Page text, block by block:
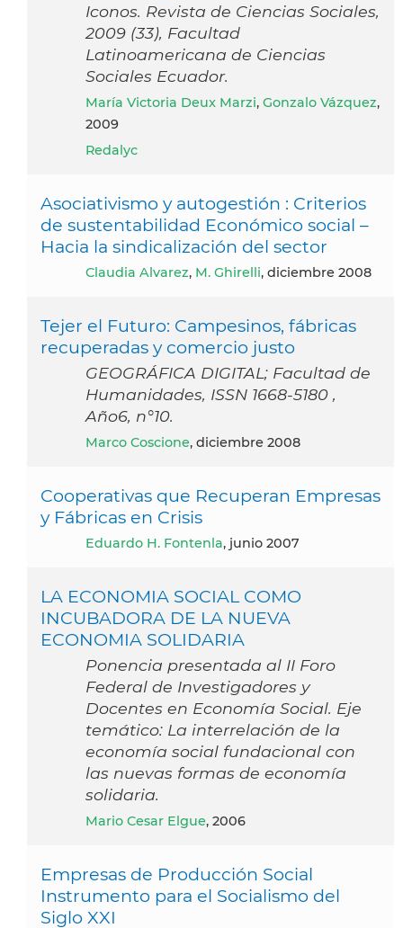
Iconos. Revista de Ciencias Sociales,
2009 (33), Facultad
Latinoamericana de Ciencias
Sociales Ecuador.
María Victoria Deux Marzi, Gonzalo Vázquez,
2009
Redalyc
Asociativismo y autogestión : Criterios
de sustentabilidad Económico social –
Hacia la sindicalización del sector
Claudia Alvarez, M. Ghirelli, diciembre 2008
Tejer el Futuro: Campesinos, fábricas
recuperadas y comercio justo
GEOGRÁFICA DIGITAL; Facultad de
Humanidades, ISSN 1668-5180 ,
Año6, n°10.
Marco Coscione, diciembre 2008
Cooperativas que Recuperan Empresas
y Fábricas en Crisis
Eduardo H. Fontenla, junio 2007
LA ECONOMIA SOCIAL COMO
INCUBADORA DE LA NUEVA
ECONOMIA SOLIDARIA
Ponencia presentada al II Foro
Federal de Investigadores y
Docentes en Economía Social. Eje
temático: La interrelación de la
economía social fundacional con
las nuevas formas de economía
solidaria.
Mario Cesar Elgue, 2006
Empresas de Producción Social
Instrumento para el Socialismo del
Siglo XXI